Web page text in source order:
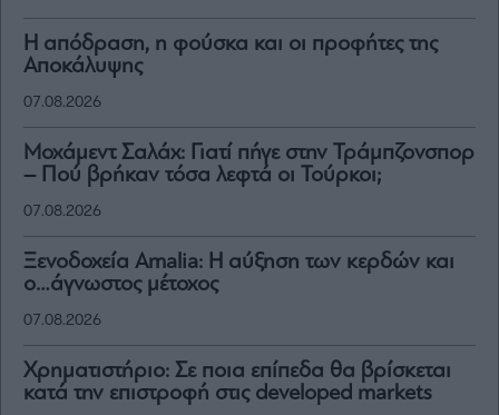
Η απόδραση, η φούσκα και οι προφήτες της
Αποκάλυψης
07.08.2026
Μοχάμεντ Σαλάχ: Γιατί πήγε στην Τράμπζονσπορ
– Πού βρήκαν τόσα λεφτά οι Τούρκοι;
07.08.2026
Ξενοδοχεία Amalia: H αύξηση των κερδών και
ο…άγνωστος μέτοχος
07.08.2026
Χρηματιστήριο: Σε ποια επίπεδα θα βρίσκεται
κατά την επιστροφή στις developed markets